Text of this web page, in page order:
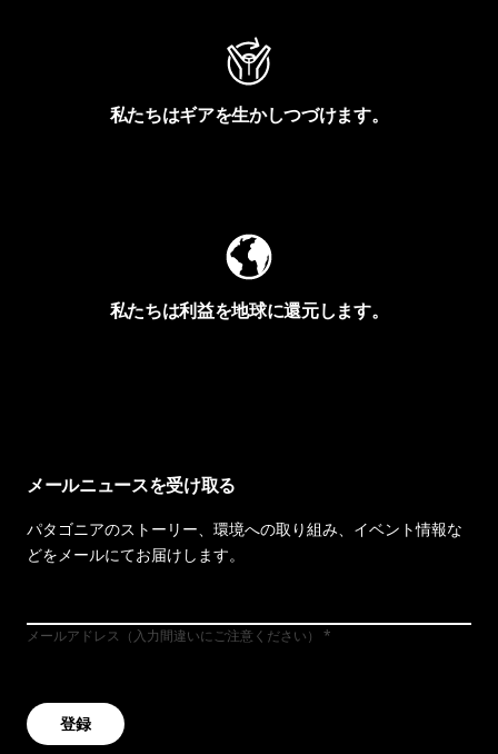
私たちはギアを生かしつづけます。
私たちは利益を地球に還元します。
メールニュースを受け取る
パタゴニアのストーリー、環境への取り組み、イベント情報な
どをメールにてお届けします。
メールアドレス（入力間違いにご注意ください）
登録